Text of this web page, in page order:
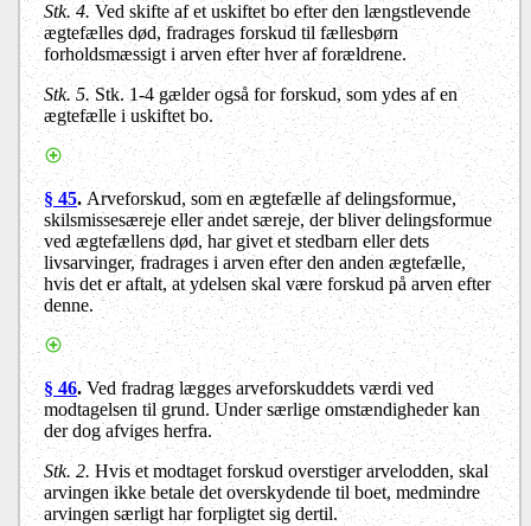
Stk. 4. Ved skifte af et uskiftet bo efter den længstlevende
ægtefælles død, fradrages forskud til fællesbørn
forholdsmæssigt i arven efter hver af forældrene.
Stk. 5. Stk. 1-4 gælder også for forskud, som ydes af en
ægtefælle i uskiftet bo.
§ 45. Arveforskud, som en ægtefælle af delingsformue,
skilsmissesæreje eller andet særeje, der bliver delingsformue
ved ægtefællens død, har givet et stedbarn eller dets
livsarvinger, fradrages i arven efter den anden ægtefælle,
hvis det er aftalt, at ydelsen skal være forskud på arven efter
denne.
§ 46.Ved fradrag lægges arveforskuddets værdi ved
modtagelsen til grund. Under særlige omstændigheder kan
der dog afviges herfra.
Stk. 2. Hvis et modtaget forskud overstiger arvelodden, skal
arvingen ikke betale det overskydende til boet, medmindre
arvingen særligt har forpligtet sig dertil.